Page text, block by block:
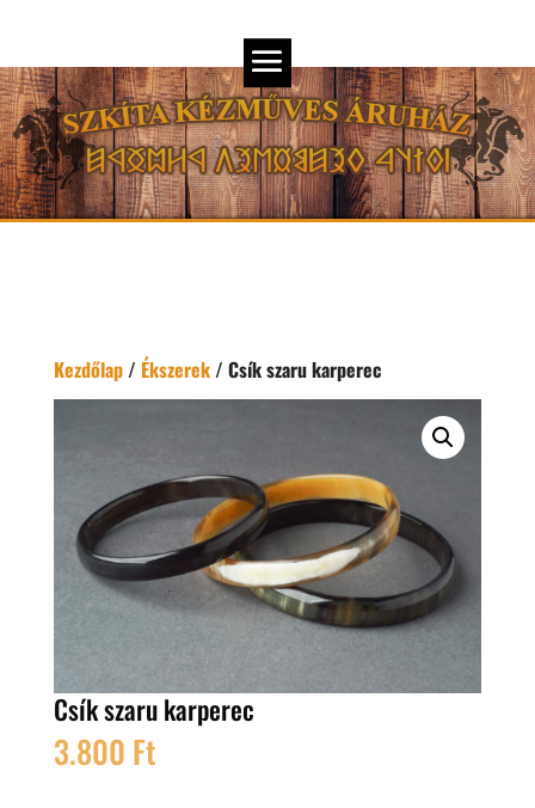
Kezdőlap/ Ékszerek/ Csík szaru karperec
Csík szaru karperec
3.800 Ft